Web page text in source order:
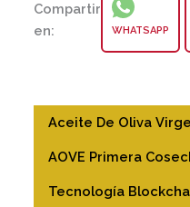
Compartir
en:
WHATSAPP
Aceite De Oliva
AOVE Primera
Tecnología